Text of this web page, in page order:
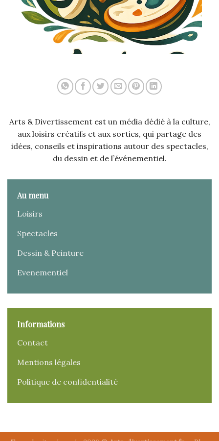
Arts & Divertissement est un média dédié à la culture,
aux loisirs créatifs et aux sorties, qui partage des
idées, conseils et inspirations autour des spectacles,
du dessin et de l’événementiel.
Au menu
Loisirs
Spectacles
Dessin & Peinture
Evenementiel
Informations
Contact
Mentions légales
Politique de confidentialité